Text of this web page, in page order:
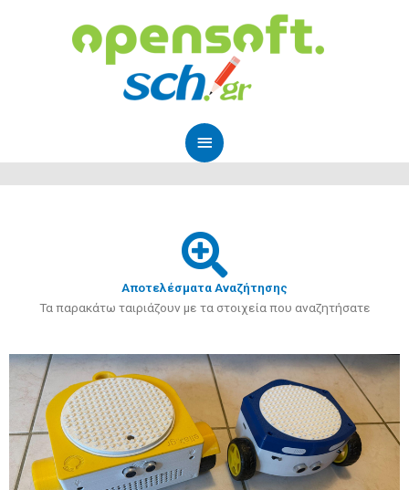
περιεχόμενο
Μενού
Αποτελέσματα Αναζήτησης
Τα παρακάτω ταιριάζουν με τα στοιχεία που αναζητήσατε